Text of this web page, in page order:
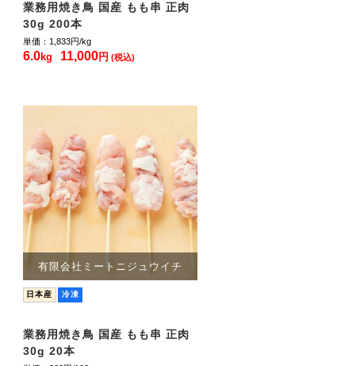
業務用焼き鳥 国産 もも串 正肉
30g 200本
単価：1,833円/kg
6.0kg 11,000円(税込)
有限会社ミートニジュウイチ
日本産 冷凍
業務用焼き鳥 国産 もも串 正肉
30g 20本